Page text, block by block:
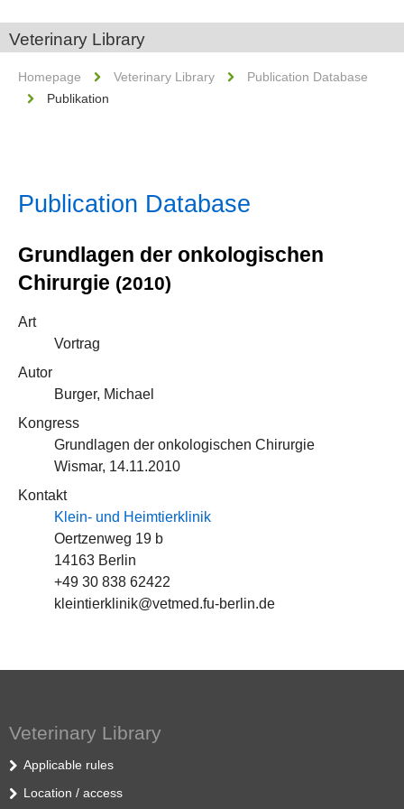
Veterinary Library
Homepage Veterinary Library
Publication Database
Publikation
Publication Database
Grundlagen der onkologischen
Chirurgie (2010)
Art
Vortrag
Autor
Burger, Michael
Kongress
Grundlagen der onkologischen Chirurgie
Wismar, 14.11.2010
Kontakt
Klein- und Heimtierklinik
Oertzenweg 19 b
14163 Berlin
+49 30 838 62422
kleintierklinik@vetmed.fu-berlin.de
Veterinary Library
Applicable rules
Location / access